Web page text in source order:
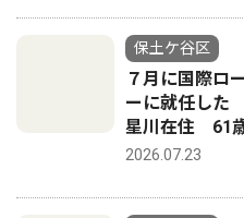
保土ケ谷区
７月に国際ロ
ーに就任し
星川在住 61
2026.07.23